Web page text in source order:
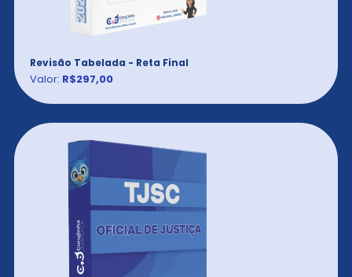
Revisão Tabelada - Reta Final
Valor: R$297,00